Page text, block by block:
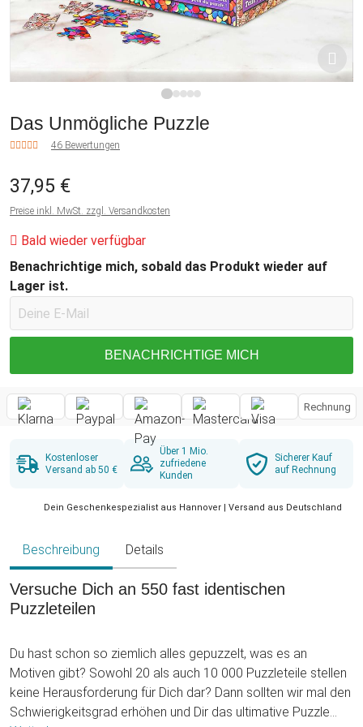
Das Unmögliche Puzzle
46 Bewertungen
37,95 €
Preise inkl. MwSt. zzgl. Versandkosten
Bald wieder verfügbar
Benachrichtige mich, sobald das Produkt wieder auf
Lager ist.
BENACHRICHTIGE MICH
Rechnung
Kostenloser
Versand ab 50 €
Über 1 Mio.
zufriedene
Kunden
Sicherer Kauf
auf Rechnung
Dein Geschenkespezialist aus Hannover | Versand aus Deutschland
Beschreibung Details
Versuche Dich an 550 fast identischen
Puzzleteilen
Du hast schon so ziemlich alles gepuzzelt, was es an
Motiven gibt? Sowohl 20 als auch 10 000 Puzzleteile stellen
keine Herausforderung für Dich dar? Dann sollten wir mal den
Schwierigkeitsgrad erhöhen und Dir das ultimative Puzzle